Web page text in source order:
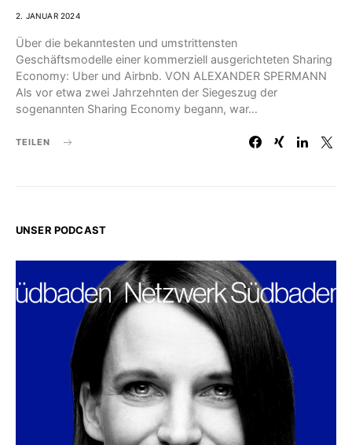
2. JANUAR 2024
Über die bekanntesten und umstrittensten
Geschäftsmodelle einer kommerziell ausgerichteten Sharing
Economy: Uber und Airbnb. VON ALEXANDER SPERMANN
Als vor etwa zwei Jahrzehnten der Siegeszug der
sogenannten Sharing Economy begann, war…
TEILEN
UNSER PODCAST